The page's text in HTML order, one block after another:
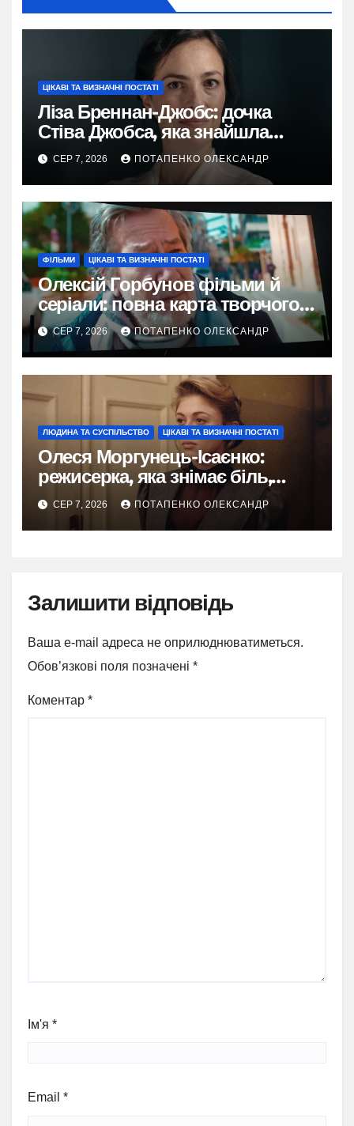
ЦІКАВІ ТА ВИЗНАЧНІ ПОСТАТІ
Ліза Бреннан-Джобс: дочка
Стіва Джобса, яка знайшла
власний голос
СЕР 7, 2026 ПОТАПЕНКО ОЛЕКСАНДР
ФІЛЬМИ ЦІКАВІ ТА ВИЗНАЧНІ ПОСТАТІ
Олексій Горбунов фільми й
серіали: повна карта творчого
шляху
СЕР 7, 2026 ПОТАПЕНКО ОЛЕКСАНДР
ЛЮДИНА ТА СУСПІЛЬСТВО ЦІКАВІ ТА ВИЗНАЧНІ ПОСТАТІ
Олеся Моргунець-Ісаєнко:
режисерка, яка знімає біль,
пам’ять і надію України
СЕР 7, 2026 ПОТАПЕНКО ОЛЕКСАНДР
Залишити відповідь
Ваша e-mail адреса не оприлюднюватиметься.
Обов’язкові поля позначені *
Коментар *
Ім'я *
Email *